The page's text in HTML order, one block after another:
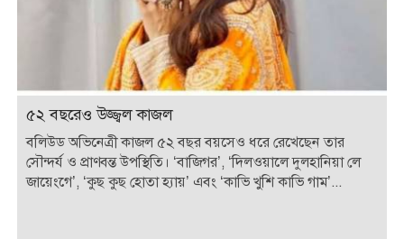
৫২ বছরেও উজ্জ্বল কাজল
বলিউড অভিনেত্রী কাজল ৫২ বছর বয়সেও ধরে রেখেছেন তার
সৌন্দর্য ও প্রাণবন্ত উপস্থিতি। ‘বাজিগর’, ‘দিলওয়ালে দুলহানিয়া লে
জায়েংগে’, ‘কুছ কুছ হোতা হ্যায়’ এবং ‘কাভি খুশি কাভি গাম’...